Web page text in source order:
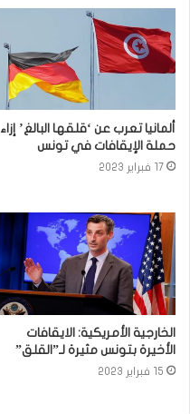
ألمانيا تعرب عن ‘قلقها البالغ’ إزاء
حملة الإيقافات في تونس
17 فبراير 2023
الخارجية الأمريكية: الايقافات
الأخيرة بتونس مثيرة لـ”القلق”
15 فبراير 2023